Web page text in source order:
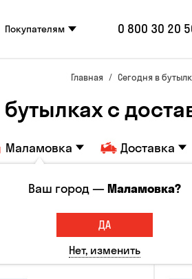
Покупателям 0 800 30 20
Главная Сегодня в
с
Маламовка Доставка
Коктейли Соджу Ликеры и
Ваш город —Маламовка?
ДА
Нет, изменить